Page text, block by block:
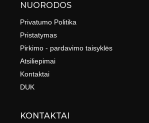
NUORODOS
Privatumo Politika
Pristatymas
Pirkimo - pardavimo taisyklės
Atsiliepimai
Kontaktai
DUK
KONTAKTAI